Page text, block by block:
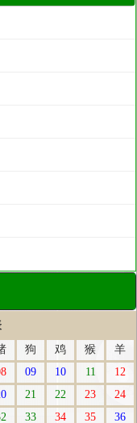
狗 鸡 猴
羊
09 10 11
12
21 22 23
24
33 34 35
36